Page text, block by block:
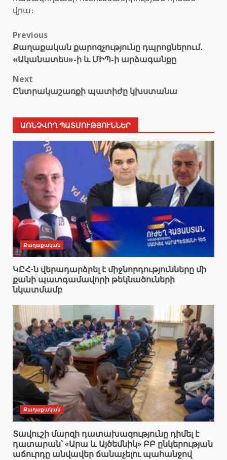
վրա։
Post
navigation
Previous
Քաղաքական քարոզչությունը դպրոցներում․
«Ականատես»-ի և ՄԻՊ-ի արձագանքը
Next
Ընտրակաշառքի պատիժը կխստանա
ԱՌՆՉՎՈՂ ՊԱՏՄՈՒԹՅՈՒՆՆԵՐ
Քաղաքական
ԿԸՀ-ն վերադարձրել է միջնորդությունները մի
քանի պատգամավորի թեկնածուների
նկատմամբ
Քաղաքական
Տավուշի մարզի դատախազությունը դիմել է
դատարան՝ «Արա և Այծեմնիկ» ԲԲ ընկերության
աճուրդը անվավեր ճանաչելու պահանջով